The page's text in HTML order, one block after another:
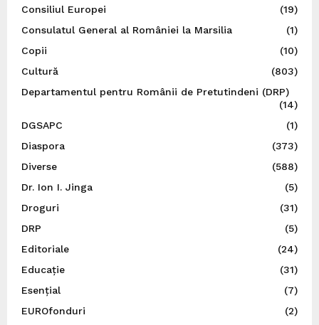
Consiliul Europei
(19)
Consulatul General al României la Marsilia
(1)
Copii
(10)
Cultură
(803)
Departamentul pentru Românii de Pretutindeni (DRP)
(14)
DGSAPC
(1)
Diaspora
(373)
Diverse
(588)
Dr. Ion I. Jinga
(5)
Droguri
(31)
DRP
(5)
Editoriale
(24)
Educație
(31)
Esențial
(7)
EUROfonduri
(2)